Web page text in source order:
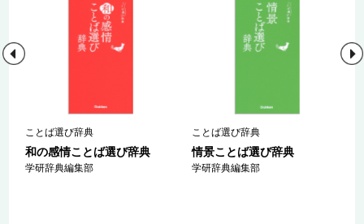
ことば選び辞典
和の感情ことば選び辞典
学研辞典編集部
ことば選び辞典
情景ことば選び辞典
学研辞典編集部